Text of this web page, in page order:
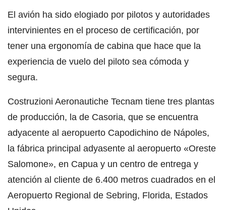
El avión ha sido elogiado por pilotos y autoridades
intervinientes en el proceso de certificación, por
tener una ergonomía de cabina que hace que la
experiencia de vuelo del piloto sea cómoda y
segura.
Costruzioni Aeronautiche Tecnam tiene tres plantas
de producción, la de Casoria, que se encuentra
adyacente al aeropuerto Capodichino de Nápoles,
la fábrica principal adyasente al aeropuerto «Oreste
Salomone», en Capua y un centro de entrega y
atención al cliente de 6.400 metros cuadrados en el
Aeropuerto Regional de Sebring, Florida, Estados